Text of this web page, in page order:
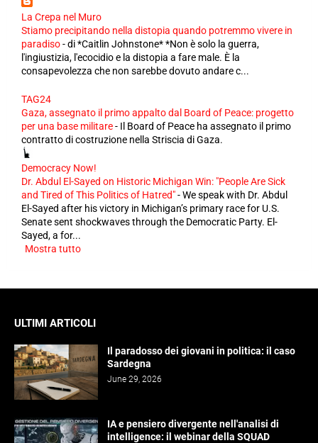
La Crepa nel Muro
Stiamo precipitando nella distopia quando potremmo vivere in
paradiso-di *Caitlin Johnstone* *Non è solo la guerra,
l'ingiustizia, l'ecocidio e la distopia a fare male. È la
consapevolezza che non sarebbe dovuto andare c...
TAG24
Gaza, assegnato il primo appalto dal Board of Peace: progetto
per una base militare- Il Board of Peace ha assegnato il primo
contratto di costruzione nella Striscia di Gaza.
Democracy Now!
Dr. Abdul El-Sayed on Historic Michigan Win: "People Are Sick
and Tired of This Politics of Hatred"-We speak with Dr. Abdul
El-Sayed after his victory in Michigan’s primary race for U.S.
Senate sent shockwaves through the Democratic Party. El-
Sayed, a for...
Mostra tutto
ULTIMI ARTICOLI
Il paradosso dei giovani in politica: il caso
Sardegna
June 29, 2026
IA e pensiero divergente nell'analisi di
intelligence: il webinar della SQUAD